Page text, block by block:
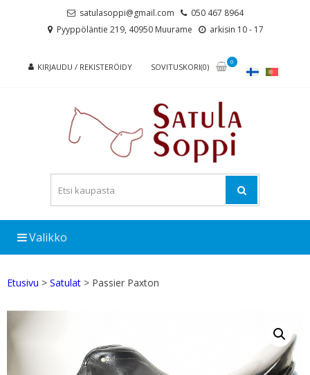
satulasoppi@gmail.com
050 467 8964
Pyyppöläntie 219, 40950 Muurame
arkisin 10 - 17
KIRJAUDU / REKISTERÖIDY SOVITUSKORI(0)
0
Valikko
Etusivu > Satulat > Passier Paxton